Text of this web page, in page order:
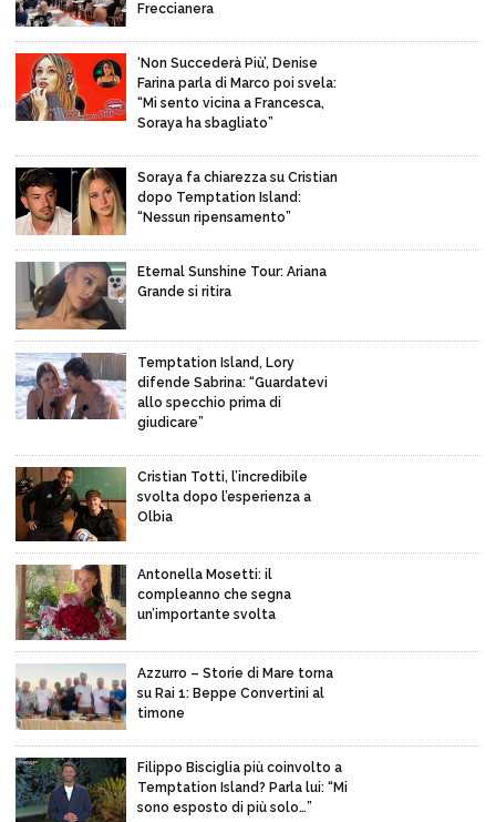
Freccianera
‘Non Succederà Più’, Denise
Farina parla di Marco poi svela:
“Mi sento vicina a Francesca,
Soraya ha sbagliato”
Soraya fa chiarezza su Cristian
dopo Temptation Island:
“Nessun ripensamento”
Eternal Sunshine Tour: Ariana
Grande si ritira
Temptation Island, Lory
difende Sabrina: “Guardatevi
allo specchio prima di
giudicare”
Cristian Totti, l’incredibile
svolta dopo l’esperienza a
Olbia
Antonella Mosetti: il
compleanno che segna
un’importante svolta
Azzurro – Storie di Mare torna
su Rai 1: Beppe Convertini al
timone
Filippo Bisciglia più coinvolto a
Temptation Island? Parla lui: “Mi
sono esposto di più solo…”